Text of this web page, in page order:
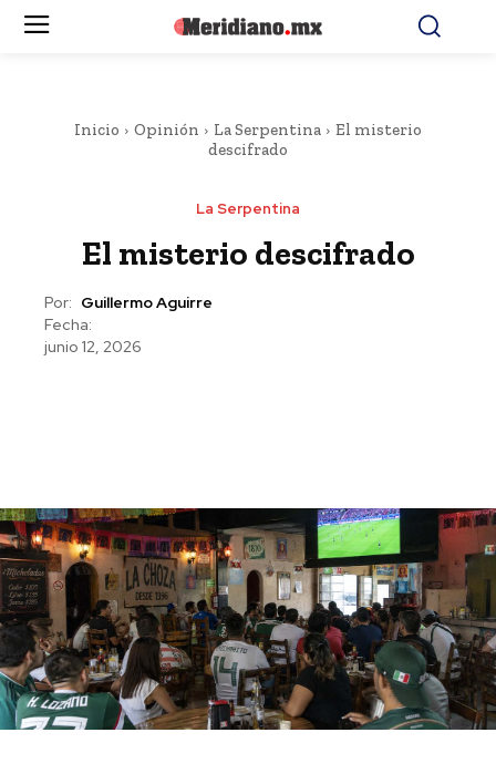
Inicio Opinión La Serpentina
El misterio
descifrado
La Serpentina
El misterio descifrado
Por: Guillermo Aguirre
Fecha:
junio 12, 2026